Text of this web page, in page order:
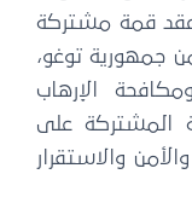
عقد قمة مشتركة
بمبادرة من جمهورية توغو،
الإرهاب
المشتركة على
والاستقرار